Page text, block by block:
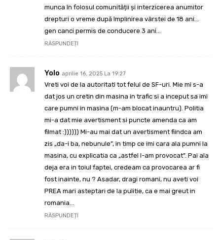
munca în folosul comunității și interzicerea anumitor
drepturi o vreme după împlinirea vârstei de 18 ani…
gen canci permis de conducere 3 ani…
RĂSPUNDEȚI
Yolo aprilie 16, 2025 La 19:27
Vreti voi de la autoritati tot felul de SF-uri. Mie mi s-a
dat jos un cretin din masina in trafic si a inceput sa imi
care pumni in masina (m-am blocat inauntru). Politia
mi-a dat mie avertisment si puncte amenda ca am
filmat :)))))) Mi-au mai dat un avertisment fiindca am
zis „da-i ba, nebunule”, in timp ce imi cara ala pumni la
masina, cu explicatia ca „astfel l-am provocat”. Pai ala
deja era in toiul faptei, credeam ca provocarea ar fi
fost inainte, nu ? Asadar, dragi romani, nu aveti voi
PREA mari asteptari de la pulitie, ca e mai greut in
romania…
RĂSPUNDEȚI